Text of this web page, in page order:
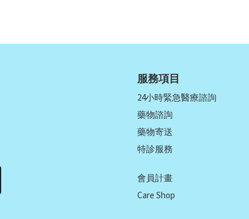
服務項目
24小時緊急醫療諮詢
藥物諮詢
藥物寄送
特診服務
會員計畫
Care Shop